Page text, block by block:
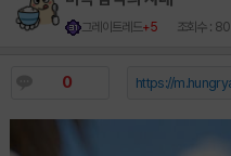
그레이트레드+5 조회수 : 80
0